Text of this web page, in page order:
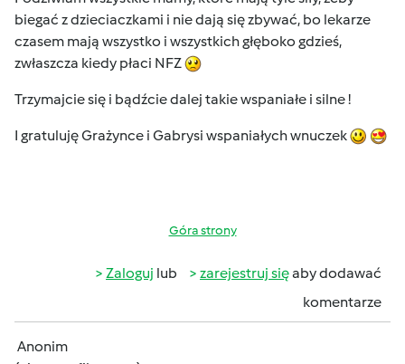
biegać z dzieciaczkami i nie dają się zbywać, bo lekarze
czasem mają wszystko i wszystkich głęboko gdzieś,
zwłaszcza kiedy płaci NFZ
Trzymajcie się i bądźcie dalej takie wspaniałe i silne !
I gratuluję Grażynce i Gabrysi wspaniałych wnuczek
Góra strony
Zaloguj lub zarejestruj sięaby dodawać
komentarze
Anonim